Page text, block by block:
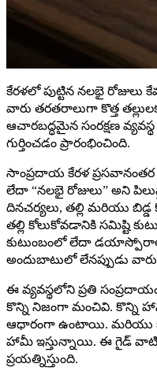
కేరళలో పుట్టిన నలభై రోజులు
వారు తరతరాలుగా కొత్త
ఆచారబద్ధమైన సంరక్షణ
గుర్తించడం ప్రారంభించింది.
సాంప్రదాయ కేరళ ప్రసవానంతర
లేదా “నలభై రోజులు” అని
దినచర్యలు, తల్లి మరియు
తల్లి కోలుకోవడానికి సమిష్టి
కుటుంబంలో లేదా
అందుబాటులో లేనప్పుడు
ఈ వ్యవస్థలోని ప్రతి
కొన్ని నిజంగా మంచివి. కొన్ని
ఆధారంగా ఉంటాయి. మరియు
హామీ ఇస్తున్నాయి. ఈ గైడ్
ప్రయత్నిస్తుంది.